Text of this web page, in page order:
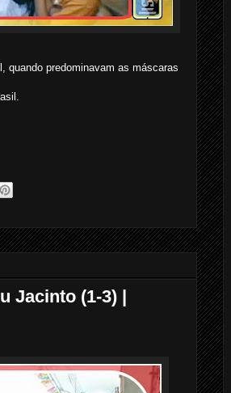
quando predominavam as máscaras
Jacinto (1-3) |